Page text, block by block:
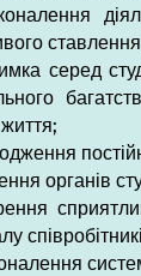
ставлення
серед
органів